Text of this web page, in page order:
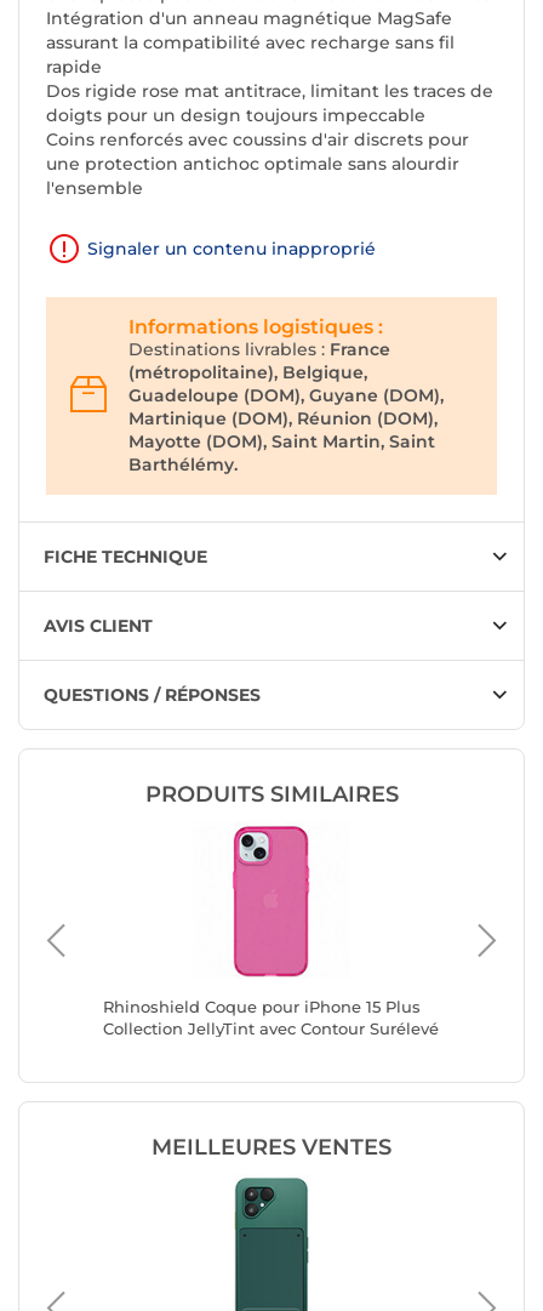
Intégration d'un anneau magnétique MagSafe
assurant la compatibilité avec recharge sans fil
rapide
Dos rigide rose mat antitrace, limitant les traces de
doigts pour un design toujours impeccable
Coins renforcés avec coussins d'air discrets pour
une protection antichoc optimale sans alourdir
l'ensemble
Signaler un contenu inapproprié
Informations logistiques :
Destinations livrables : France
(métropolitaine), Belgique,
Guadeloupe (DOM), Guyane (DOM),
Martinique (DOM), Réunion (DOM),
Mayotte (DOM), Saint Martin, Saint
Barthélémy.
FICHE TECHNIQUE
AVIS CLIENT
QUESTIONS / RÉPONSES
PRODUITS SIMILAIRES
Rhinoshield Coque pour iPhone 15 Plus
Collection JellyTint avec Contour Surélevé
MEILLEURES VENTES